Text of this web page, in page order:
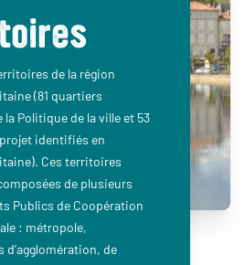
de la région
(81 quartiers
Politique de la ville et 53
identifiés en
Ces territoires
de plusieurs
Publics de Coopération
: métropole,
de